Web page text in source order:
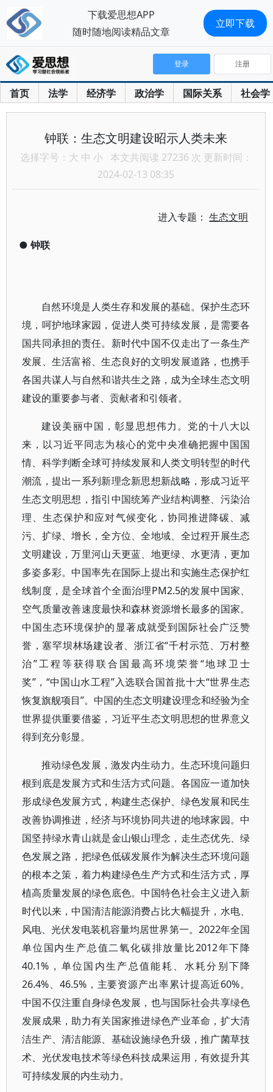
首页 法学 经济学 政治学 国际关系 社会学
登录 注册
钟联：生态文明建设昭示人类未来
选择字号： 大 中 小 本文共阅读 27236 次 更新时间：
2024-02-13 08:35
进入专题：生态文明
● 钟联
自然环境是人类生存和发展的基础。保护生态环
境，呵护地球家园，促进人类可持续发展，是需要各
国共同承担的责任。新时代中国不仅走出了一条生产
发展、生活富裕、生态良好的文明发展道路，也携手
各国共谋人与自然和谐共生之路，成为全球生态文明
建设的重要参与者、贡献者和引领者。
建设美丽中国，彰显思想伟力。党的十八大以
来，以习近平同志为核心的党中央准确把握中国国
情、科学判断全球可持续发展和人类文明转型的时代
潮流，提出一系列新理念新思想新战略，形成习近平
生态文明思想，指引中国统筹产业结构调整、污染治
理、生态保护和应对气候变化，协同推进降碳、减
污、扩绿、增长，全方位、全地域、全过程开展生态
文明建设，万里河山天更蓝、地更绿、水更清，更加
多姿多彩。中国率先在国际上提出和实施生态保护红
线制度，是全球首个全面治理PM2.5的发展中国家、
空气质量改善速度最快和森林资源增长最多的国家。
中国生态环境保护的显著成就受到国际社会广泛赞
誉，塞罕坝林场建设者、浙江省“千村示范、万村整
治”工程等获得联合国最高环境荣誉“地球卫士
奖”，“中国山水工程”入选联合国首批十大“世界生态
恢复旗舰项目”。中国的生态文明建设理念和经验为全
世界提供重要借鉴，习近平生态文明思想的世界意义
得到充分彰显。
推动绿色发展，激发内生动力。生态环境问题归
根到底是发展方式和生活方式问题。各国应一道加快
形成绿色发展方式，构建生态保护、绿色发展和民生
改善协调推进，经济与环境协同共进的地球家园。中
国坚持绿水青山就是金山银山理念，走生态优先、绿
色发展之路，把绿色低碳发展作为解决生态环境问题
的根本之策，着力构建绿色生产方式和生活方式，厚
植高质量发展的绿色底色。中国特色社会主义进入新
时代以来，中国清洁能源消费占比大幅提升，水电、
风电、光伏发电装机容量均居世界第一。2022年全国
单位国内生产总值二氧化碳排放量比2012年下降
40.1%，单位国内生产总值能耗、水耗分别下降
26.4%、46.5%，主要资源产出率累计提高近60%。
中国不仅注重自身绿色发展，也与国际社会共享绿色
发展成果，助力有关国家推进绿色产业革命，扩大清
洁生产、清洁能源、基础设施绿色升级，推广菌草技
术、光伏发电技术等绿色科技成果运用，有效提升其
可持续发展的内生动力。
下载爱思想APP
随时随地阅读精品文章
立即下载